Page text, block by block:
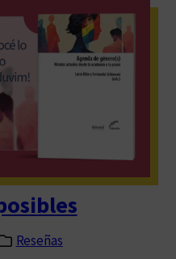
Reseñas